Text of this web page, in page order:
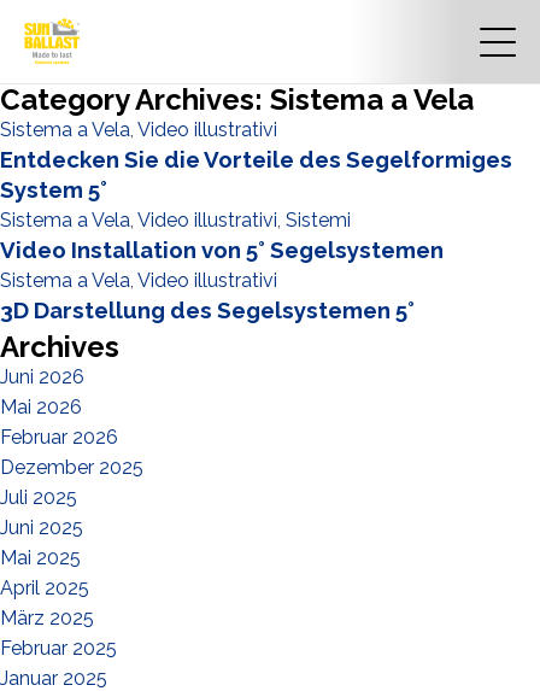
Category Archives: Sistema a Vela
Sistema a Vela, Video illustrativi
Entdecken Sie die Vorteile des Segelformiges
System 5°
Sistema a Vela, Video illustrativi, Sistemi
Video Installation von 5° Segelsystemen
Sistema a Vela, Video illustrativi
3D Darstellung des Segelsystemen 5°
Archives
Juni 2026
Mai 2026
Februar 2026
Dezember 2025
Juli 2025
Juni 2025
Mai 2025
April 2025
März 2025
Februar 2025
Januar 2025